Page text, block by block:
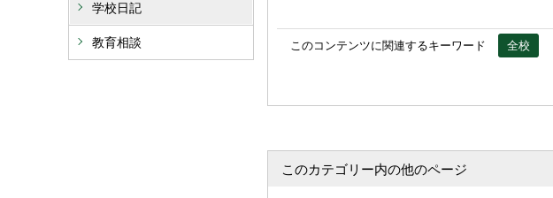
学校日記
教育相談 このコンテンツに関連するキーワード 全校
このカテゴリー内の他のページ